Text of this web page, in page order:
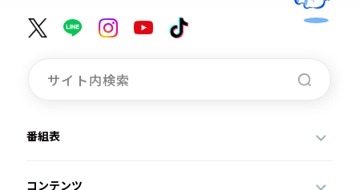
番組表
コンテンツ